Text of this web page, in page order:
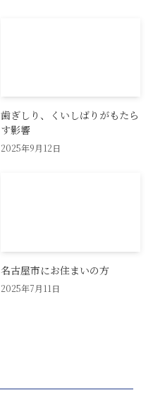
歯ぎしり、くいしばりがもたら
す影響
2025年9月12日
名古屋市にお住まいの方
2025年7月11日